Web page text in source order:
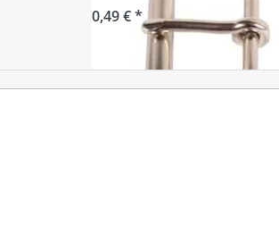
0,49 € *